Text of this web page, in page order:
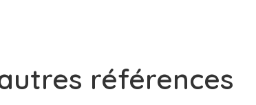
références